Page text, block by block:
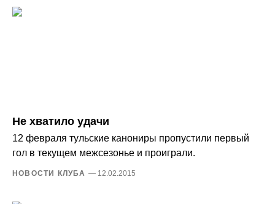
Не хватило удачи
12 февраля тульские канониры пропустили первый
гол в текущем межсезонье и проиграли.
НОВОСТИ КЛУБА — 12.02.2015